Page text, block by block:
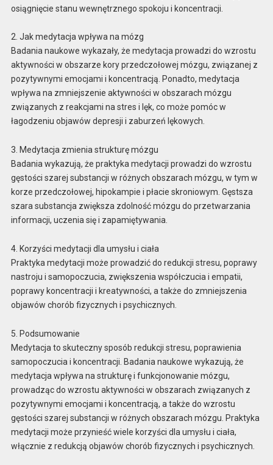
osiągnięcie stanu wewnętrznego spokoju i koncentracji.
2. Jak medytacja wpływa na mózg
Badania naukowe wykazały, że medytacja prowadzi do wzrostu
aktywności w obszarze kory przedczołowej mózgu, związanej z
pozytywnymi emocjami i koncentracją. Ponadto, medytacja
wpływa na zmniejszenie aktywności w obszarach mózgu
związanych z reakcjami na stres i lęk, co może pomóc w
łagodzeniu objawów depresji i zaburzeń lękowych.
3. Medytacja zmienia strukturę mózgu
Badania wykazują, że praktyka medytacji prowadzi do wzrostu
gęstości szarej substancji w różnych obszarach mózgu, w tym w
korze przedczołowej, hipokampie i płacie skroniowym. Gęstsza
szara substancja zwiększa zdolność mózgu do przetwarzania
informacji, uczenia się i zapamiętywania.
4. Korzyści medytacji dla umysłu i ciała
Praktyka medytacji może prowadzić do redukcji stresu, poprawy
nastroju i samopoczucia, zwiększenia współczucia i empatii,
poprawy koncentracji i kreatywności, a także do zmniejszenia
objawów chorób fizycznych i psychicznych.
5. Podsumowanie
Medytacja to skuteczny sposób redukcji stresu, poprawienia
samopoczucia i koncentracji. Badania naukowe wykazują, że
medytacja wpływa na strukturę i funkcjonowanie mózgu,
prowadząc do wzrostu aktywności w obszarach związanych z
pozytywnymi emocjami i koncentracją, a także do wzrostu
gęstości szarej substancji w różnych obszarach mózgu. Praktyka
medytacji może przynieść wiele korzyści dla umysłu i ciała,
włącznie z redukcją objawów chorób fizycznych i psychicznych.